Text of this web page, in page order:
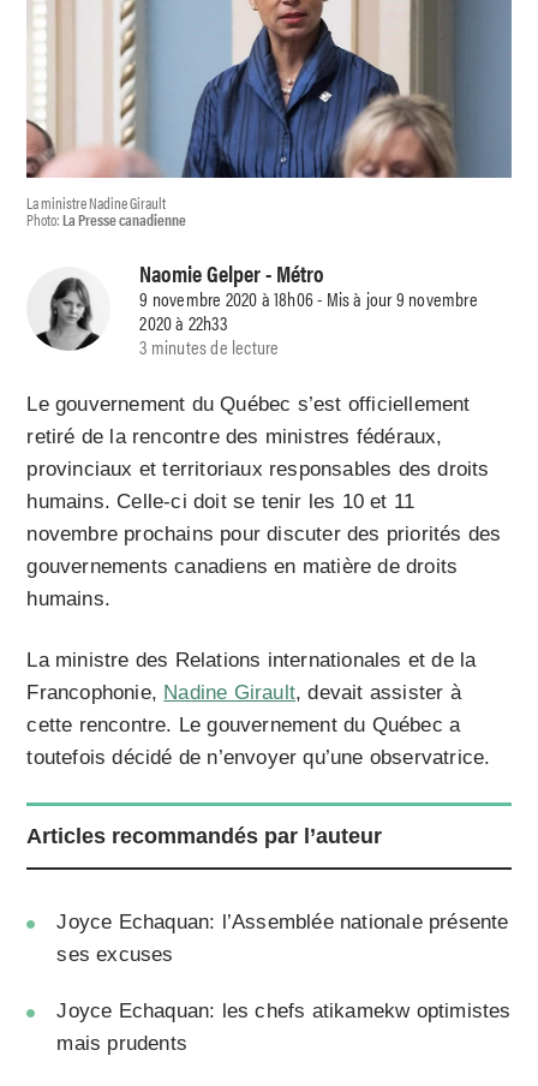
La ministre Nadine Girault
Photo:La Presse canadienne
Naomie Gelper- Métro
9 novembre 2020 à 18h06 - Mis à jour 9 novembre
2020 à 22h33
3 minutes de lecture
Le gouvernement du Québec s’est officiellement
retiré de la rencontre des ministres fédéraux,
provinciaux et territoriaux responsables des droits
humains. Celle-ci doit se tenir les 10 et 11
novembre prochains pour discuter des priorités des
gouvernements canadiens en matière de droits
humains.
La ministre des Relations internationales et de la
Francophonie, Nadine Girault, devait assister à
cette rencontre. Le gouvernement du Québec a
toutefois décidé de n’envoyer qu’une observatrice.
Articles recommandés par l’auteur
Joyce Echaquan: l’Assemblée nationale présente
ses excuses
Joyce Echaquan: les chefs atikamekw optimistes
mais prudents